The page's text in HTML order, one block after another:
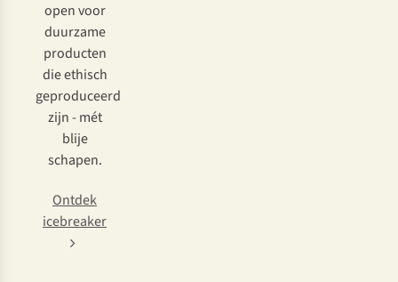
open voor
duurzame
producten
die ethisch
geproduceerd
zijn - mét
blije
schapen.
Ontdek
icebreaker